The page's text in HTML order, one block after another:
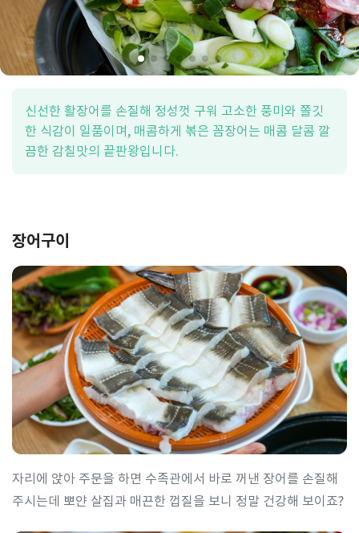
신선한 활장어를 손질해 정성껏 구워 고소한 풍미와 쫄깃
한 식감이 일품이며, 매콤하게 볶은 꼼장어는 매콤 달콤 깔
끔한 감칠맛의 끝판왕입니다.
장어구이
자리에 앉아 주문을 하면 수족관에서 바로 꺼낸 장어를 손질해
주시는데 뽀얀 살집과 매끈한 껍질을 보니 정말 건강해 보이죠?